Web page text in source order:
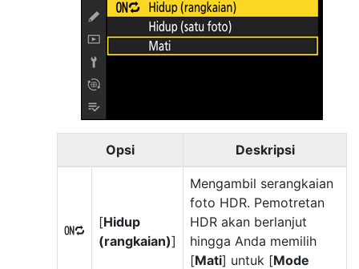
Opsi Deskripsi
0
[Hidup
(rangkaian)]
Mengambil serangkaian
foto HDR. Pemotretan
HDR akan berlanjut
hingga Anda memilih
[Mati] untuk [Mode